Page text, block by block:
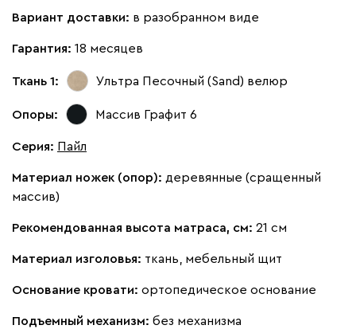
100
Клэй Мустард
Вариант доставки: в разобранном виде
Гарантия: 18 месяцев
Ткань 1: Ультра Песочный (Sand) велюр
Опоры: Массив Графит 6
Серия: Пайл
Материал ножек (опор): деревянные (сращенный
массив)
Рекомендованная высота матраса, см: 21 см
Материал изголовья: ткань, мебельный щит
Основание кровати: ортопедическое основание
Подъемный механизм: без механизма